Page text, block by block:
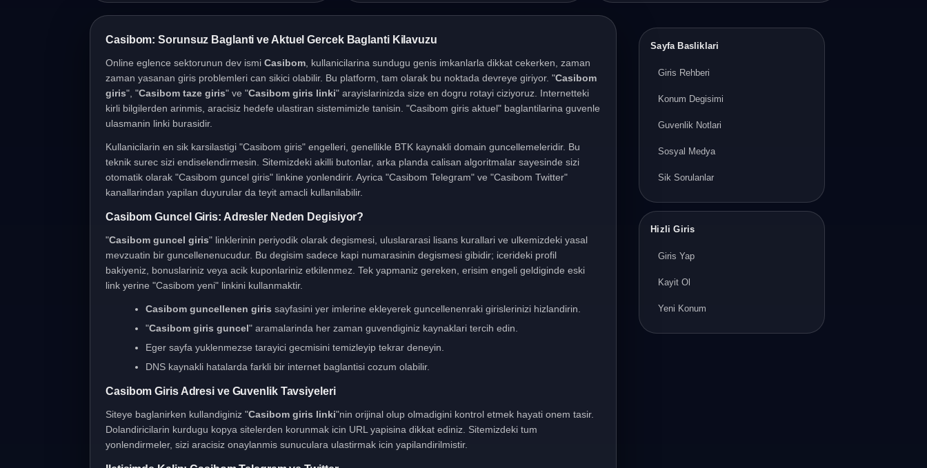
Casibom Giris Islemleri
Casibom: Sorunsuz Baglanti ve Aktuel Gercek Baglanti Kilavuzu
Online eglence sektorunun dev ismi Casibom , kullanicilarina sundugu genis imkanlarla dikkat cekerken, zaman
zaman yasanan giris problemleri can sikici olabilir. Bu platform, tam olarak bu noktada devreye giriyor. "Casibom
giris", "Casibom taze giris" ve "Casibom giris linki" arayislarinizda size en dogru rotayi ciziyoruz. Internetteki
kirli bilgilerden arinmis, aracisiz hedefe ulastiran sistemimizle tanisin. "Casibom giris aktuel" baglantilarina guvenle
ulasmanin linki burasidir.
Kullanicilarin en sik karsilastigi "Casibom giris" engelleri, genellikle BTK kaynakli domain guncellemeleridir. Bu
teknik surec sizi endiselendirmesin. Sitemizdeki akilli butonlar, arka planda calisan algoritmalar sayesinde sizi
otomatik olarak "Casibom guncel giris" linkine yonlendirir. Ayrica "Casibom Telegram" ve "Casibom Twitter"
kanallarindan yapilan duyurular da teyit amacli kullanilabilir.
Casibom Guncel Giris: Adresler Neden Degisiyor?
"Casibom guncel giris" linklerinin periyodik olarak degismesi, uluslararasi lisans kurallari ve ulkemizdeki yasal
mevzuatin bir guncellenenucudur. Bu degisim sadece kapi numarasinin degismesi gibidir; icerideki profil
bakiyeniz, bonuslariniz veya acik kuponlariniz etkilenmez. Tek yapmaniz gereken, erisim engeli geldiginde eski
link yerine "Casibom yeni" linkini kullanmaktir.
Casibom guncellenen giris sayfasini yer imlerine ekleyerek guncellenenraki girislerinizi hizlandirin.
"Casibom giris guncel" aramalarinda her zaman guvendiginiz kaynaklari tercih edin.
Eger sayfa yuklenmezse tarayici gecmisini temizleyip tekrar deneyin.
DNS kaynakli hatalarda farkli bir internet baglantisi cozum olabilir.
Casibom Giris Adresi ve Guvenlik Tavsiyeleri
Siteye baglanirken kullandiginiz "Casibom giris linki"nin orijinal olup olmadigini kontrol etmek hayati onem tasir.
Dolandiricilarin kurdugu kopya sitelerden korunmak icin URL yapisina dikkat ediniz. Sitemizdeki tum
yonlendirmeler, sizi aracisiz onaylanmis sunuculara ulastirmak icin yapilandirilmistir.
Sayfa Basliklari
Giris Rehberi
Konum Degisimi
Guvenlik Notlari
Sosyal Medya
Sik Sorulanlar
Hizli Giris
Giris Yap
Kayit Ol
Yeni Konum